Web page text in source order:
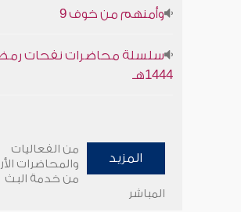
وأمنهم من خوف 9
سلسلة محاضرات نفحات
1444هـ
المزيد
من الفعاليات
والمحاضرات
من خدمة البث
المباشر